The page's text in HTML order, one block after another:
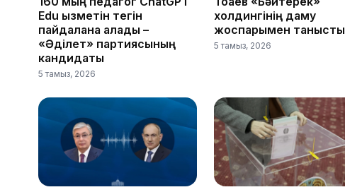
Edu қызметін тегін
пайдалана алады –
«Әділет» партиясының
кандидаты
5 тамыз, 2026
холдингінің даму
жоспарымен танысты
5 тамыз, 2026